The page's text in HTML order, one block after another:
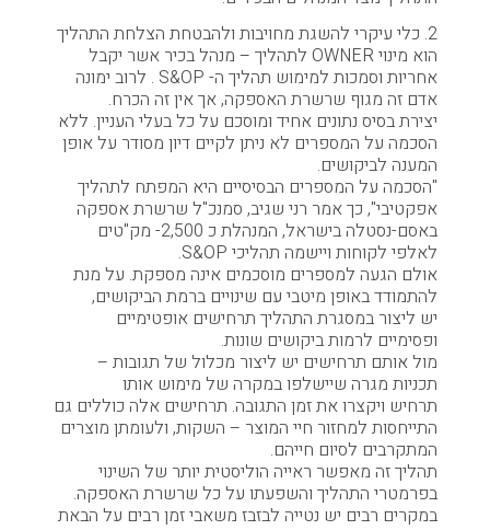
2. כלי עיקרי להשגת מחויבות ולהבטחת הצלחת התהליך
הוא מינוי OWNER לתהליך – מנהל בכיר אשר יקבל
אחריות וסמכות למימוש תהליך ה- S&OP . לרוב ימונה
אדם זה מגוף שרשרת האספקה, אך אין זה הכרח.
יצירת בסיס נתונים אחיד ומוסכם על כל בעלי העניין. ללא
הסכמה על המספרים לא ניתן לקיים דיון מסודר על אופן
המענה לביקושים.
"הסכמה על המספרים הבסיסיים היא המפתח לתהליך
אפקטיבי", כך אמר רני שגיב, סמנכ"ל שרשרת אספקה
באסם-נסטלה בישראל, המנהלת כ 2,500- מק"טים
לאלפי לקוחות ויישמה תהליכי S&OP.
אולם הגעה למספרים מוסכמים אינה מספקת. על מנת
להתמודד באופן מיטבי עם שינויים ברמת הביקושים,
יש ליצור במסגרת התהליך תרחישים אופטימיים
ופסימיים לרמות ביקושים שונות.
מול אותם תרחישים יש ליצור מכלול של תגובות –
תכניות מגרה שיישלפו במקרה של מימוש אותו
תרחיש ויקצרו את זמן התגובה. תרחישים אלה כוללים גם
התייחסות למחזור חיי המוצר – השקות, ולעומתן מוצרים
המתקרבים לסיום חייהם.
תהליך זה מאפשר ראייה הוליסטית יותר של השינוי
בפרמטרי התהליך והשפעתו על כל שרשרת האספקה.
במקרים רבים יש נטייה לבזבז משאבי זמן רבים על הבאת